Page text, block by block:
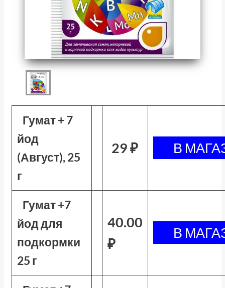
Гумат + 7
йод
(Август), 25
г
29 ₽
Гумат +7
йод для
подкормки
25 г
40.00
₽